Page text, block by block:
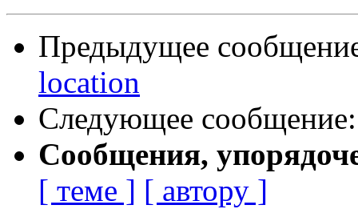
Предыдущее
location
Следующее
Сообщения,
[ теме ] [ автору ]